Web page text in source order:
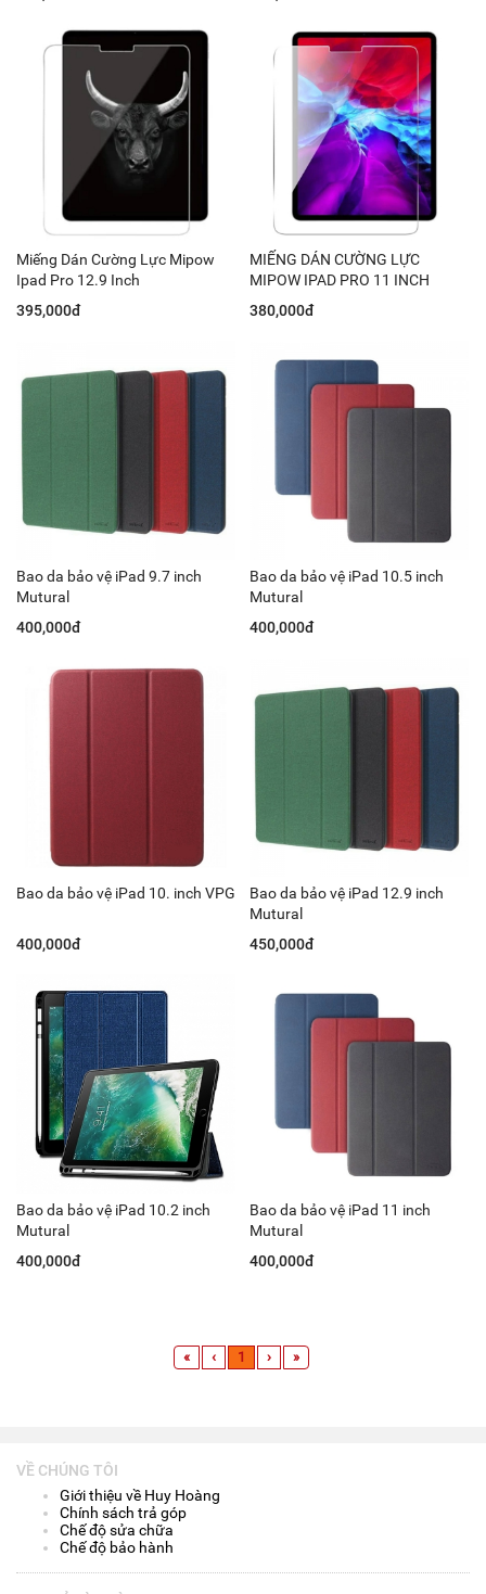
Miếng Dán Cường Lực Mipow
Ipad Pro 12.9 Inch
395,000đ
MIẾNG DÁN CƯỜNG LỰC
MIPOW IPAD PRO 11 INCH
380,000đ
Bao da bảo vệ iPad 9.7 inch
Mutural
400,000đ
Bao da bảo vệ iPad 10.5 inch
Mutural
400,000đ
Bao da bảo vệ iPad 10. inch VPG
400,000đ
Bao da bảo vệ iPad 12.9 inch
Mutural
450,000đ
Bao da bảo vệ iPad 10.2 inch
Mutural
400,000đ
Bao da bảo vệ iPad 11 inch
Mutural
400,000đ
« ‹ 1 › »
VỀ CHÚNG TÔI
Giới thiệu về Huy Hoàng
Chính sách trả góp
Chế độ sửa chữa
Chế độ bảo hành